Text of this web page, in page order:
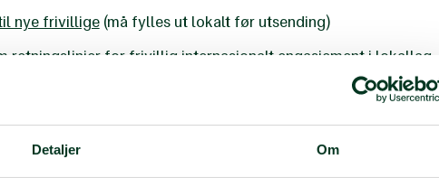
Detaljer Om
nye frivillige(må fylles ut lokalt før utsending)
retningslinjer for frivillig internasjonalt engasjement i lokallag
og fotografering
for fotografering - på ukrainsk